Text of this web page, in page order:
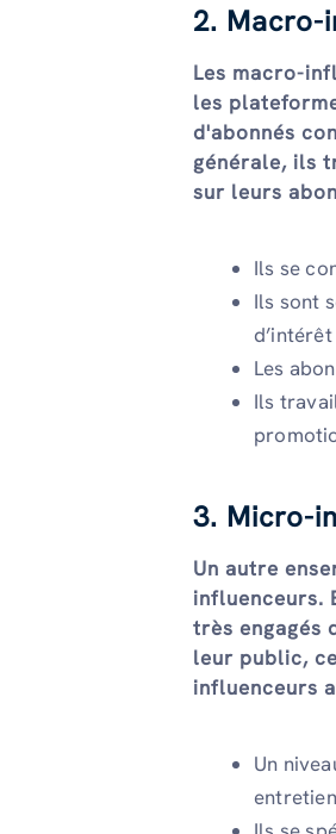
2. Macro-
Les macro-
les
d'abonnés
générale, ils
sur leurs
Ils se
Ils sont
Les
Ils
3. Micro-
Un autre
influenceurs.
très engagés
leur public,
influenceurs
Un